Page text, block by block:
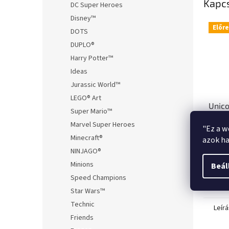
"Ez a
azok
DC Super Heroes
Disney™
DOTS
DUPLO®
Harry Potter™
Ideas
Jurassic World™
LEGO® Art
Super Mario™
Marvel Super Heroes
Minecraft®
NINJAGO®
Minions
Speed Champions
Star Wars™
Technic
Friends
3